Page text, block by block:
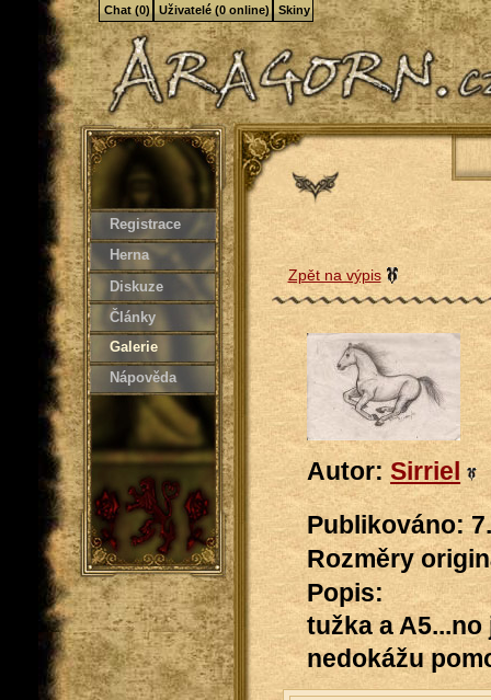
Registrace
Herna
Diskuze
Články
Galerie
Nápověda
Zpět na výpis
Autor:Sirriel
Publikováno:
Rozměry
Popis:
tužka a
nedokážu
Chat (0) Uživatelé (0 online) Skiny